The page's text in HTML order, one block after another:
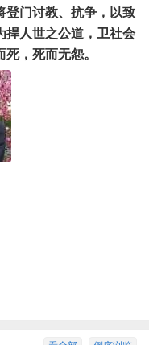
登门讨教、抗争，以致
捍人世之公道，卫社会
，死而无怨。